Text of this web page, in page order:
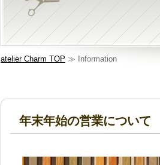
atelier Charm TOP ≫ Information
年末年始の営業について